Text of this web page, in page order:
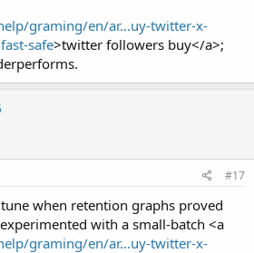
graming/en/ar...uy-twitter-x-
safe>twitter followers buy</a>;
#17
when retention graphs proved
with a small-batch <a
graming/en/ar...uy-twitter-x-